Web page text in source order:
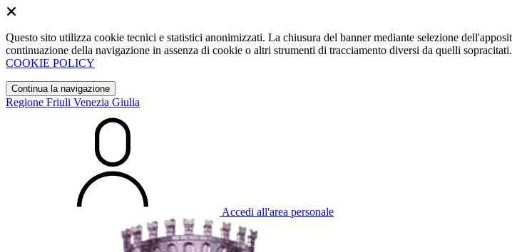
Questo sito utilizza cookie tecnici e statistici anonimizzati. La chiusura del banner mediante selezione
continuazione della navigazione in assenza di cookie o altri strumenti di tracciamento diversi da quelli sopracitati.
COOKIE POLICY
Continua la navigazione
Regione Friuli Venezia Giulia
Accedi all'area personale